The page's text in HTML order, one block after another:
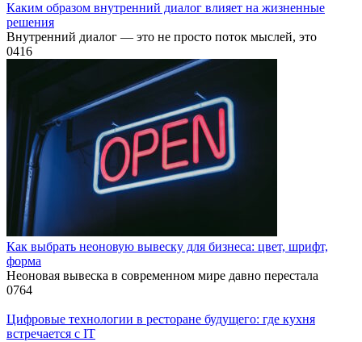
Каким образом внутренний диалог влияет на жизненные
решения
Внутренний диалог — это не просто поток мыслей, это
0416
Как выбрать неоновую вывеску для бизнеса: цвет, шрифт,
форма
Неоновая вывеска в современном мире давно перестала
0764
Цифровые технологии в ресторане будущего: где кухня
встречается с IT